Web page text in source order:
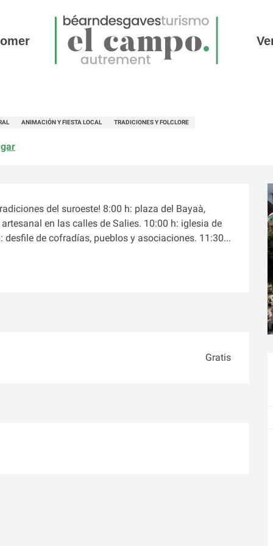
ANIMACIÓN Y FIESTA LOCAL TRADICIONES Y FOLCLORE
del suroeste! 8:00 h: plaza del Bayaà,
en las calles de Salies. 10:00 h: iglesia de
de cofradías, pueblos y asociaciones. 11:30...
Gratis